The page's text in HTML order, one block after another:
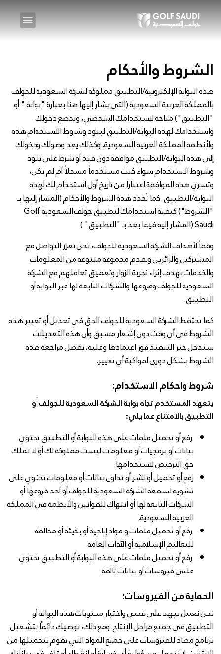
الشروط والأحكام
هذه البوابة الإلكترونية/التطبيق مملوكة لشركة السعودية للجولف
بالمملكة العربية السعودية (التي يشار إليها هنا بعبارة "بوابة " أو
"التطبيق") متاحة لاستخدامك الشخصي، ويخضع دخولك
واستخدامك لهذه البوابة/التطبيق لبنود وشروط الاستخدام هذه
ولأنظمة المملكة العربية السعودية. وكذلك يعد وصولك ودخولك
إلى هذه البوابة/التطبيق موافقة دون قيد أو شرط على بنود
وشروط الاستخدام سواء كنت مستخدماً مسجلاً أم لم تكن،
وتسري هذه الموافقة اعتبارا من تاريخ أول استخدام لك لهذه
البوابة/التطبيق. كما تُحدد هذه الشروط والأحكام (المشار إليها بـ
"الشروط") كيفية استخدامك لتطبيق جولف السعودية Golf
Saudi (المشار إليه فيما بعد بـ "التطبيق" )
وفقاً لأهداف الشركة السعودية للجولف، نحن نعزز التواصل مع
المشتركين والزائرين ونقدم مجموعة متنوعة من المعلومات
والخدمات بهدف إثراء تجربة الزوار وتعميق تعاملهم مع الشركة
السعودية للجولف وفروعها والشركات التابعة لها عبر البوابه أو
التطبيق.
كما تحتفظ الشركة السعودية للجولف الحق في تعديل أو تغيير هذه
الشروط في أي وقت دون إشعار مسبق وأن هذه التعديلات
ستدخل حيز التنفيذ فور اعتمادها وعليه، يفضل مراجعة هذه
الشروط بشكل دوري لمواكبة أي تغيير.
شروط واحكام الاستخدام:
يتعهد المستخدم تجاه بوابة الشركة السعودية للجولف أو
التطبيق بالامتناع عما يلي:
رفع أو تحميل ملفات على هذه البوابة أو التطبيق تحتوي
بيانات أو برمجيات أو معلومات ليست مملوكة لك أو لا تملك
حق الترخيص لاستخدامها.
رفع أو تحميل أو نشر أو تداول بيانات أو معلومات تحتوي على
تشويه لسمعة الشركة السعودية للجولف أو أحد فروعها أو
الشركات التابعة لها أو انتهاك للقوانين والأنظمة في المملكة
العربية السعودية.
رفع أو تحميل ملفات و مواد إباحية أو بذيئة أو مخالفة
للتعاليم الإسلامية أو الآداب العامة.
رفع أو تحميل ملفات على هذه البوابة أو التطبيق تحتوي
علىى فيروسات أو بيانات تالفة.
الحماية من الفيروسات:
نحن نعمل بجهد على فحص واختبار محتويات هذه البوابة أو
التطبيق في جميع مراحل الإنتاج. ومع ذلك، نوصيك دائمًا بتشغيل
برنامج مضاد للفيروسات على جميع المواد التي تقوم بتحميلها من